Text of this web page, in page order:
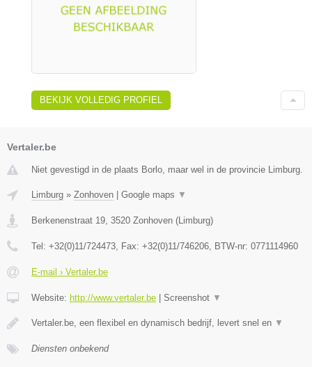
BEKIJK VOLLEDIG PROFIEL
Vertaler.be
Niet gevestigd in de plaats Borlo, maar wel in de provincie Limburg.
Limburg » Zonhoven | Google maps ▼
Berkenenstraat 19 3520 Zonhoven (Limburg)
Tel: +32(0)11/724473 , Fax: +32(0)11/746206 , BTW-nr: 0771114960
E-mail › Vertaler.be
Website: http://www.vertaler.be | Screenshot ▼
Vertaler.be, een flexibel en dynamisch bedrijf, levert snel en ▼
Diensten onbekend